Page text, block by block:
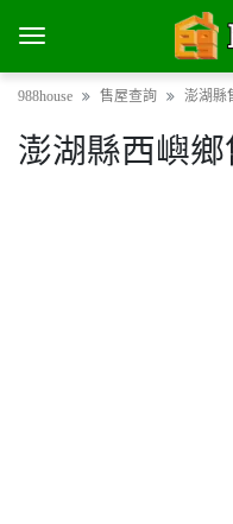
988house 售屋查詢 澎湖縣
澎湖縣西嶼